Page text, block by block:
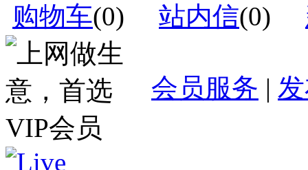
购物车(0) 站内信(0)
会员服务 |